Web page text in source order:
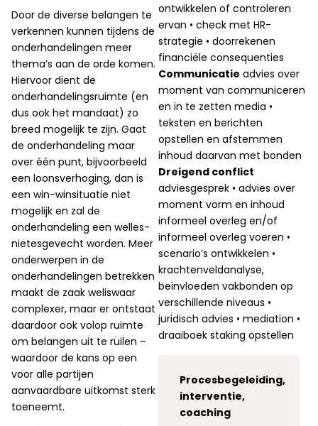
Door de diverse belangen te
verkennen kunnen tijdens de
onderhandelingen meer
thema’s aan de orde komen.
Hiervoor dient de
onderhandelingsruimte (en
dus ook het mandaat) zo
breed mogelijk te zijn. Gaat
de onderhandeling maar
over één punt, bijvoorbeeld
een loonsverhoging, dan is
een win-winsituatie niet
mogelijk en zal de
onderhandeling een welles-
nietesgevecht worden. Meer
onderwerpen in de
onderhandelingen betrekken
maakt de zaak weliswaar
complexer, maar er ontstaat
daardoor ook volop ruimte
om belangen uit te ruilen –
waardoor de kans op een
voor alle partijen
aanvaardbare uitkomst sterk
toeneemt.
ontwikkelen of controleren
ervan • check met HR-
strategie • doorrekenen
financiële consequenties
Communicatie advies over
moment van communiceren
en in te zetten media •
teksten en berichten
opstellen en afstemmen
inhoud daarvan met bonden
Dreigend conflict
adviesgesprek • advies over
moment vorm en inhoud
informeel overleg en/of
informeel overleg voeren •
scenario’s ontwikkelen •
krachtenveldanalyse,
beïnvloeden vakbonden op
verschillende niveaus •
juridisch advies • mediation •
draaiboek staking opstellen
Procesbegeleiding,
interventie,
coaching